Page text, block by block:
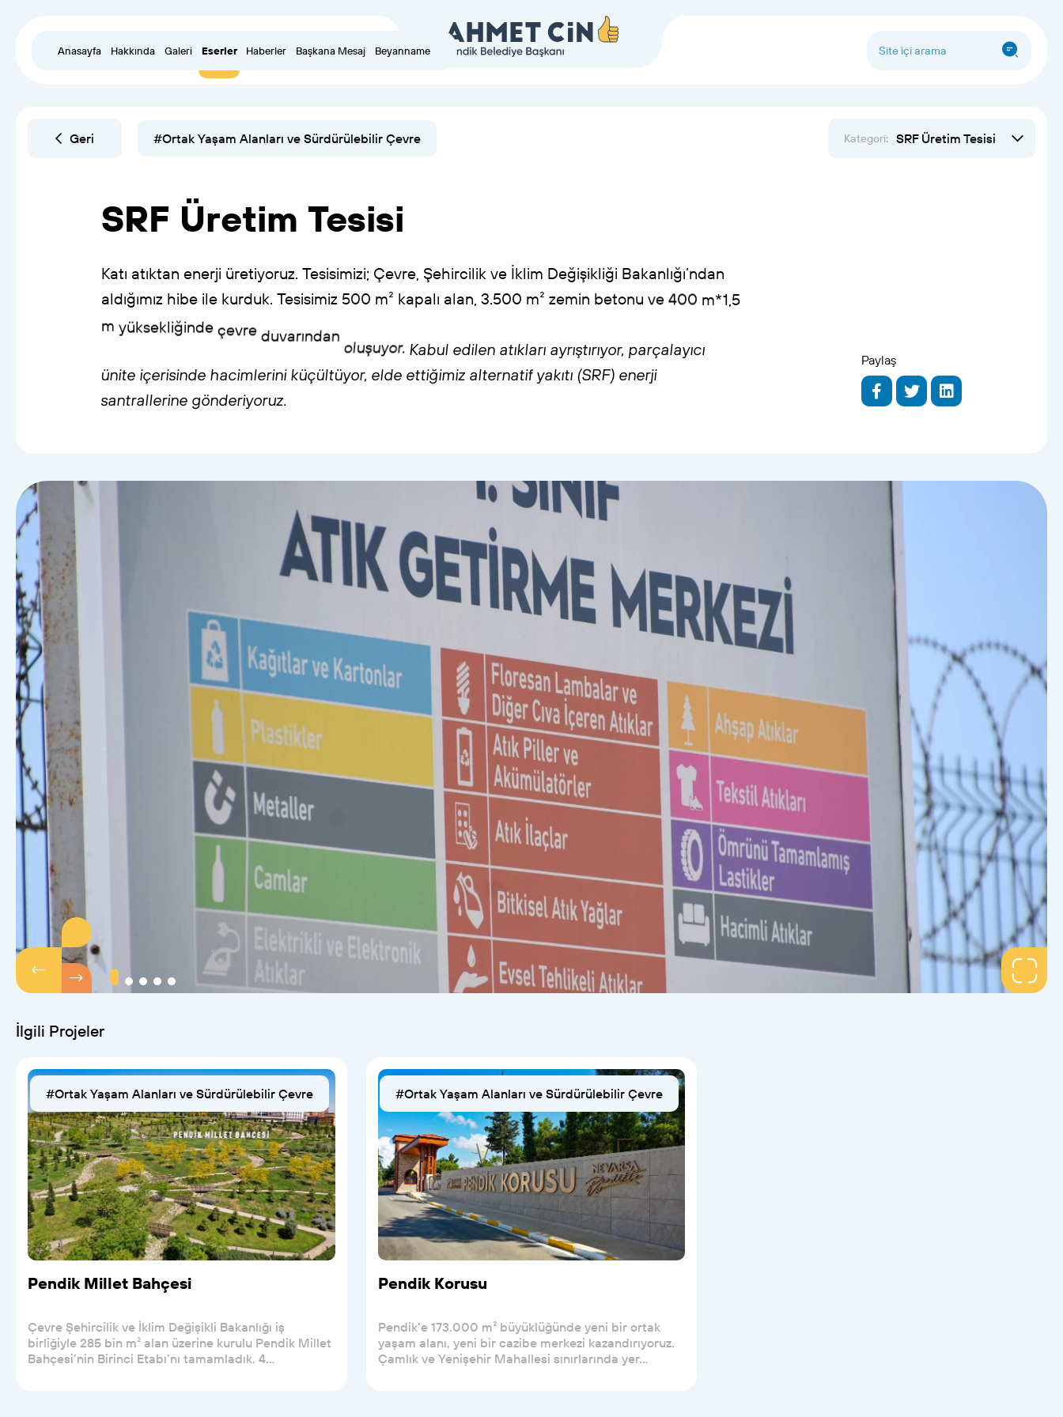
Anasayfa Hakkında Galeri Eserler Haberler Başkana Mesaj Beyanname
Geri #Ortak Yaşam Alanları ve Sürdürülebilir Çevre Kategori: SRF Üretim Tesisi
SRF Üretim Tesisi
Katı atıktan enerji üretiyoruz. Tesisimizi; Çevre, Şehircilik ve İklim Değişikliği Bakanlığı’ndan
aldığımız hibe ile kurduk. Tesisimiz 500 m² kapalı alan, 3.500 m² zemin betonu ve 400 m*1,5
m yüksekliğinde çevre
küçültüyor, elde
ettiğimiz alternatif yakıtı (SRF) enerji
santrallerine gönderiyoruz.
Paylaş
İlgili Projeler
#Ortak Yaşam Alanları ve Sürdürülebilir Çevre
Pendik Millet Bahçesi
Çevre Şehircilik ve İklim Değişikli Bakanlığı iş
birliğiyle 285 bin m² alan üzerine kurulu Pendik Millet
Bahçesi’nin Birinci Etabı’nı tamamladık. 4...
#Ortak Yaşam Alanları ve Sürdürülebilir Çevre
Pendik Korusu
Pendik’e 173.000 m² büyüklüğünde yeni bir ortak
yaşam alanı, yeni bir cazibe merkezi kazandırıyoruz.
Çamlık ve Yenişehir Mahallesi sınırlarında yer...